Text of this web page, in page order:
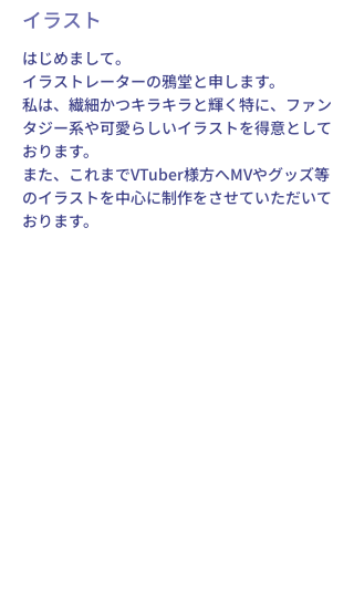
イラスト
はじめまして。
イラストレーターの鴉堂と申します。
私は、繊細かつキラキラと輝く特に、ファン
タジー系や可愛らしいイラストを得意として
おります。
また、これまでVTuber様方へMVやグッズ等
のイラストを中心に制作をさせていただいて
おります。